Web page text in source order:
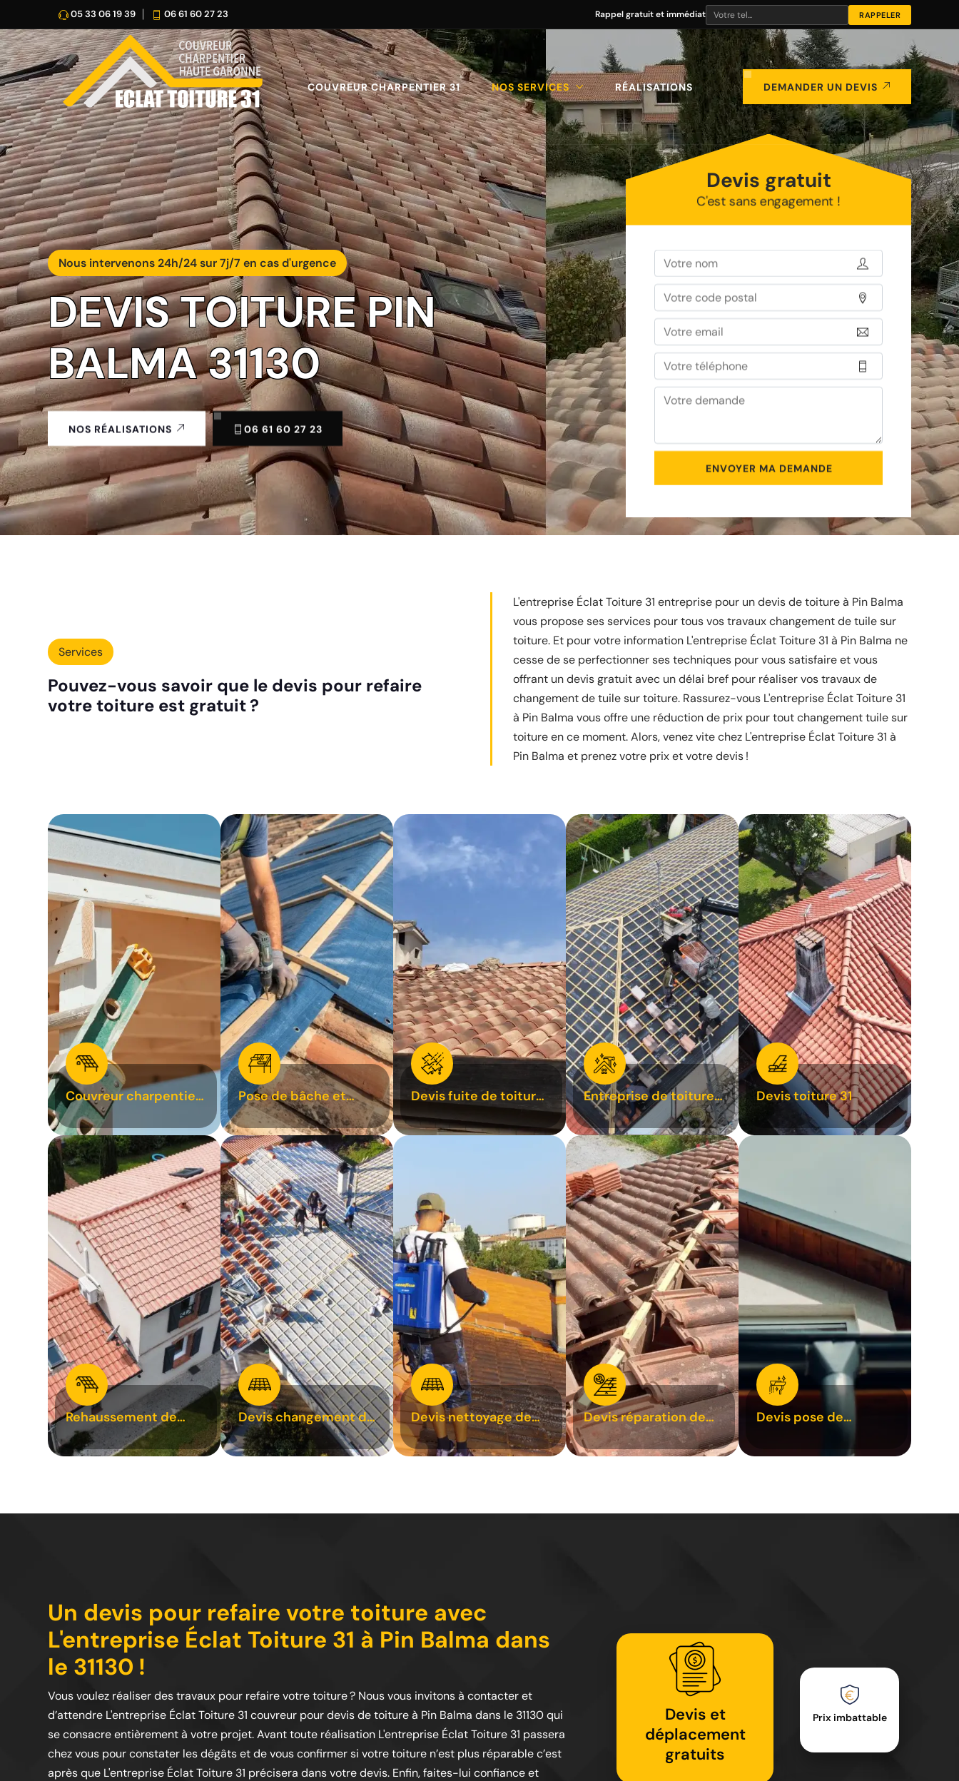
05 33 06 19 39 06 61 60 27 23 Rappel gratuit et immédiat
COUVREUR CHARPENTIER 31 NOS SERVICES RÉALISATIONS DEMANDER UN DEVIS
Nous intervenons 24h/24 sur 7j/7 en cas d'urgence
DEVIS TOITURE PIN
BALMA 31130
NOS RÉALISATIONS 06 61 60 27 23
Devis gratuit
C'est sans engagement !
Services
Pouvez-vous savoir que le devis pour refaire
votre toiture est gratuit ?
L'entreprise Éclat Toiture 31 entreprise pour un devis de toiture à Pin Balma
vous propose ses services pour tous vos travaux changement de tuile sur
toiture. Et pour votre information L'entreprise Éclat Toiture 31 à Pin Balma ne
cesse de se perfectionner ses techniques pour vous satisfaire et vous
offrant un devis gratuit avec un délai bref pour réaliser vos travaux de
changement de tuile sur toiture. Rassurez-vous L'entreprise Éclat Toiture 31
à Pin Balma vous offre une réduction de prix pour tout changement tuile sur
toiture en ce moment. Alors, venez vite chez L'entreprise Éclat Toiture 31 à
Pin Balma et prenez votre prix et votre devis !
Couvreur charpentier
31
Pose de bâche et
bâchage de toiture 31
Devis fuite de toiture
31
Entreprise de toiture
31
Devis toiture 31
Rehaussement de
toiture 31
Devis changement de
tuile 31
Devis nettoyage de
toiture 31
Devis réparation de
toiture 31
Devis pose de
Un devis pour refaire votre toiture avec
L'entreprise Éclat Toiture 31 à Pin Balma dans
le 31130 !
Vous voulez réaliser des travaux pour refaire votre toiture ? Nous vous invitons à contacter et
d’attendre L'entreprise Éclat Toiture 31 couvreur pour devis de toiture à Pin Balma dans le 31130 qui
se consacre entièrement à votre projet. Avant toute réalisation L'entreprise Éclat Toiture 31 passera
chez vous pour constater les dégâts et de vous confirmer si votre toiture n’est plus réparable c’est
après que L'entreprise Éclat Toiture 31 précisera dans votre devis. Enfin, faites-lui confiance et
Devis et
déplacement
gratuits
Prix imbattable